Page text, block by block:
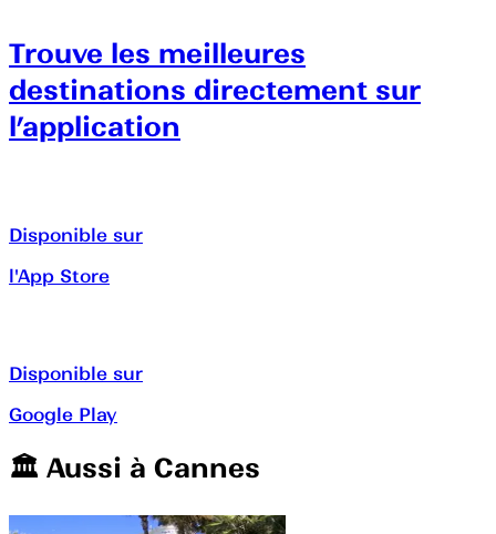
Trouve les meilleures
destinations directement sur
l’application
Disponible sur
l'App Store
Disponible sur
Google Play
🏛️️ Aussi à Cannes